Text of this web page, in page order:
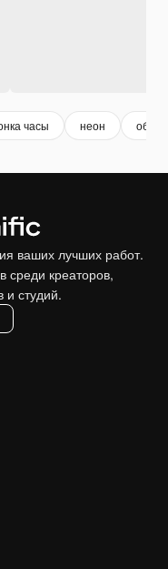
часы неон
ваших лучших работ.
среди креаторов,
и студий.